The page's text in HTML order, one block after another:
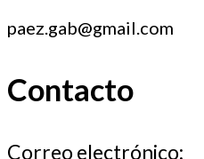
paez.gab@gmail.com
Contacto
Correo electrónico: